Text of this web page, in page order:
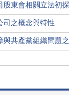
股東會相關立法初探
司之概念與特性
與共產黨組織問題